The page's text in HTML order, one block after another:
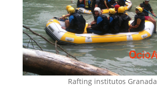
Rafting institutos Granada